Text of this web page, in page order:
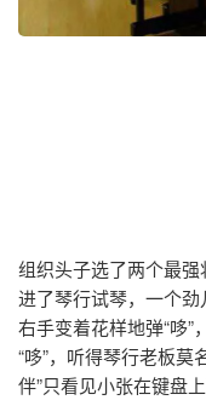
组织头子选了两个最
进了琴行试琴，一个劲
右手变着花样地弹“哆”
“哆”，听得琴行老板莫
伴”只看见小张在键盘